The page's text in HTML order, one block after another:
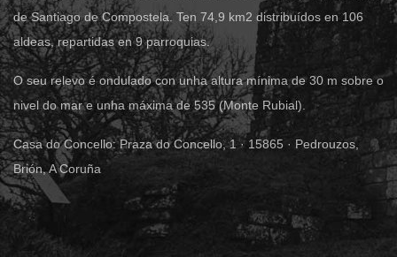
de Santiago de Compostela. Ten 74,9 km2 distribuídos en 106
aldeas, repartidas en 9 parroquias.
O seu relevo é ondulado con unha altura mínima de 30 m sobre o
nivel do mar e unha máxima de 535 (Monte Rubial).
Casa do Concello: Praza do Concello, 1 · 15865 · Pedrouzos,
Brión, A Coruña